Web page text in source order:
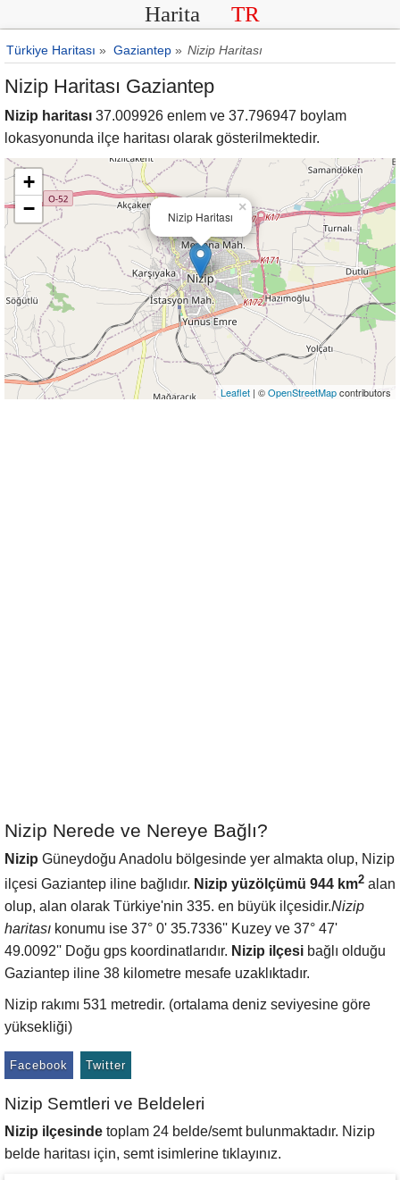
Harita TR
Türkiye Haritası » Gaziantep » Nizip Haritası
Nizip Haritası Gaziantep
Nizip haritası 37.009926 enlem ve 37.796947 boylam
lokasyonunda ilçe haritası olarak gösterilmektedir.
Nizip Haritası
×
+
−
Leaflet | ©OpenStreetMapcontributors
Nizip Nerede ve Nereye Bağlı?
Nizip Güneydoğu Anadolu bölgesinde yer almakta olup, Nizip
ilçesi Gaziantep iline bağlıdır. Nizip yüzölçümü 944 km2 alan
olup, alan olarak Türkiye'nin 335. en büyük ilçesidir.Nizip
haritası konumu ise 37° 0' 35.7336'' Kuzey ve 37° 47'
49.0092'' Doğu gps koordinatlarıdır. Nizip ilçesi bağlı olduğu
Gaziantep iline 38 kilometre mesafe uzaklıktadır.
Nizip rakımı 531 metredir. (ortalama deniz seviyesine göre
yüksekliği)
Facebook Twitter
Nizip Semtleri ve Beldeleri
Nizip ilçesinde toplam 24 belde/semt bulunmaktadır. Nizip
belde haritası için, semt isimlerine tıklayınız.